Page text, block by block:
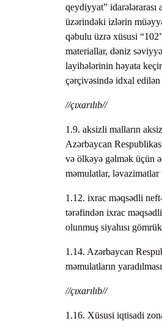
qeydiyyat” idarələrarası
üzərindəki izlərin
qəbulu üzrə xüsusi
materiallar, dəniz
layihələrinin həyata
çərçivəsində idxal edilən
//çıxarılıb//
1.9. aksizli malların
Azərbaycan
və ölkəyə gəlmək üçün
məmulatlar, ləvazimatlar
1.12. ixrac məqsədli
tərəfindən ixrac
olunmuş siyahısı
1.14. Azərbaycan
məmulatların
//çıxarılıb//
1.16. Xüsusi iqtisadi